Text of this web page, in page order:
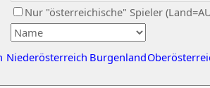
Nur "österreichische" Spieler
Niederösterreich Burgenland